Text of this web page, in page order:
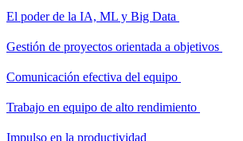
El poder de la IA, ML y Big Data
Gestión de proyectos orientada a objetivos
Comunicación efectiva del equipo
Trabajo en equipo de alto rendimiento
Impulso en la productividad